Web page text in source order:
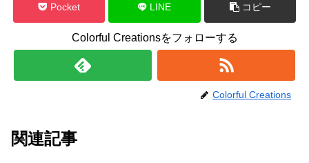
Pocket LINE コピー
Colorful Creationsをフォローする
Colorful Creations
関連記事